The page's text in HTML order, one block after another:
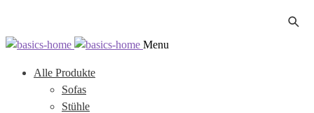
Zur
springen
Zum
springen
Menu
Alle Produkte
Sofas
Stühle